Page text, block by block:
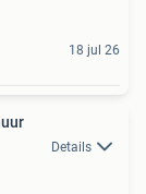
18 jul 26
Details